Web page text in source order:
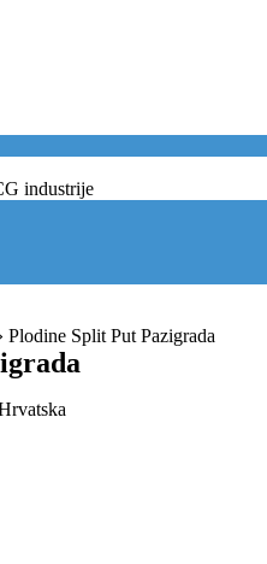
industrije
Plodine Split Put Pazigrada